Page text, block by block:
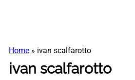
Home » ivan scalfarotto
ivan scalfarotto